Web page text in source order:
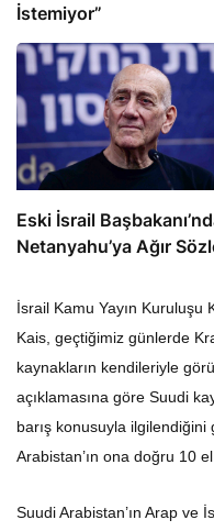
İstemiyor”
Eski İsrail
Netanyahu’ya Ağır
İsrail Kamu Yayın Kuruluşu
Kais, geçtiğimiz günlerde
kaynakların kendileriyle
açıklamasına göre Suudi
barış konusuyla
Arabistan’ın ona doğru 10
Suudi Arabistan’ın Arap ve